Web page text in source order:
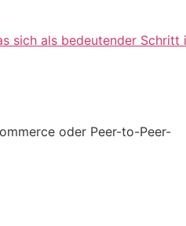
sich als bedeutender Schritt
oder Peer-to-Peer-